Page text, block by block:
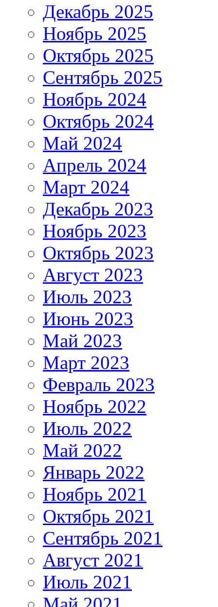
Декабрь 2025
Ноябрь 2025
Октябрь 2025
Сентябрь 2025
Ноябрь 2024
Октябрь 2024
Май 2024
Апрель 2024
Март 2024
Декабрь 2023
Ноябрь 2023
Октябрь 2023
Август 2023
Июль 2023
Июнь 2023
Май 2023
Март 2023
Февраль 2023
Ноябрь 2022
Июль 2022
Май 2022
Январь 2022
Ноябрь 2021
Октябрь 2021
Сентябрь 2021
Август 2021
Июль 2021